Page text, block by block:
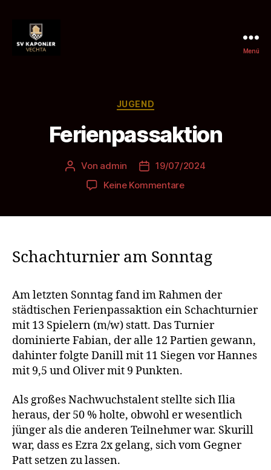
Menü
Kategorien
JUGEND
Ferienpassaktion
Beitragsautor
Von admin Beitragsdatum
19/07/2024
Keine Kommentarezu
Schachturnier am Sonntag
Am letzten Sonntag fand im Rahmen der
städtischen Ferienpassaktion ein Schachturnier
mit 13 Spielern (m/w) statt. Das Turnier
dominierte Fabian, der alle 12 Partien gewann,
dahinter folgte Danill mit 11 Siegen vor Hannes
mit 9,5 und Oliver mit 9 Punkten.
Als großes Nachwuchstalent stellte sich Ilia
heraus, der 50 % holte, obwohl er wesentlich
jünger als die anderen Teilnehmer war. Skurill
war, dass es Ezra 2x gelang, sich vom Gegner
Patt setzen zu lassen.